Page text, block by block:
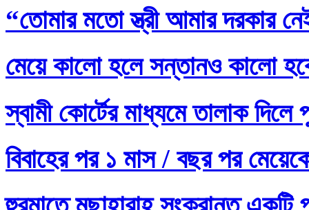
“তোমার মতো স্ত্রী আমার দরকার
মেয়ে কালো হলে সন্তানও কালো
স্বামী কোর্টের মাধ্যমে তালাক দিলে
বিবাহের পর ১ মাস / বছর পর